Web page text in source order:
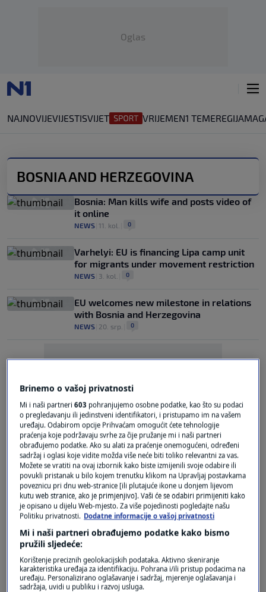
Oglas
NAJNOVIJEVIJESTISVIJET VRIJEMEN1 TEMEREGIJA
BOSNIA AND HERZEGOVINA
Bosnia: Man kills wife and posts video of
it online
NEWS 11. kol. 0
Varhelyi: EU is financing Lipa camp unit
for migrants under movement restriction
NEWS 3. kol. 0
EU welcomes new milestone in relations
with Bosnia and Herzegovina
NEWS 20. srp. 0
Oglas
Croatia is the biggest buyer of electricity
produced in Bosnia
up reforms, call for sanctions on Dodik
NEWS|12. srp.| 0
Brinemo o vašoj privatnosti
Mi i naši partneri603 pohranjujemo osobne podatke, kao što su podaci
o pregledavanju ili jedinstveni identifikatori, i pristupamo im na vašem
uređaju. Odabirom opcije Prihvaćam omogućit ćete tehnologije
praćenja koje podržavaju svrhe za čije pružanje mi i naši partneri
obrađujemo podatke. Ako su alati za praćenje onemogućeni, određeni
sadržaj i oglasi koje vidite možda više neće biti toliko relevantni za vas.
Možete se vratiti na ovaj izbornik kako biste izmijenili svoje odabire ili
povukli pristanak u bilo kojem trenutku klikom na Upravljaj postavkama
poveznicu pri dnu web-stranice [ili plutajuće ikone u donjem lijevom
kutu web stranice, ako je primjenjivo]. Vaši će se odabiri primijeniti kako
je opisano u dijelu Web-mjesto. Za više pojedinosti pogledajte našu
Politiku privatnosti. Dodatne informacije o vašoj privatnosti
Mi i naši partneri obrađujemo podatke kako bismo
pružili sljedeće:
Korištenje preciznih geolokacijskih podataka. Aktivno skeniranje
karakteristika uređaja za identifikaciju. Pohrana i/ili pristup podacima na
uređaju. Personalizirano oglašavanje i sadržaj, mjerenje oglašavanja i
sadržaja, uvidi u publiku i razvoj usluga.